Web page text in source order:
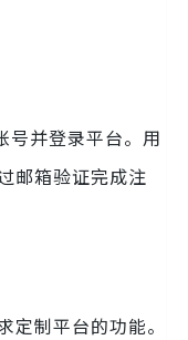
并登录平台。用
邮箱验证完成注
制平台的功能。